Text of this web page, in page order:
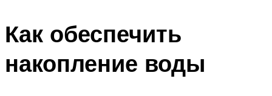
Как обеспечить
накопление воды